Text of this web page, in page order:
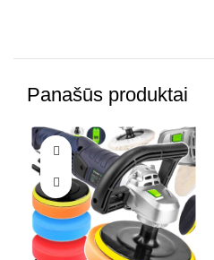
Panašūs produktai
-17%